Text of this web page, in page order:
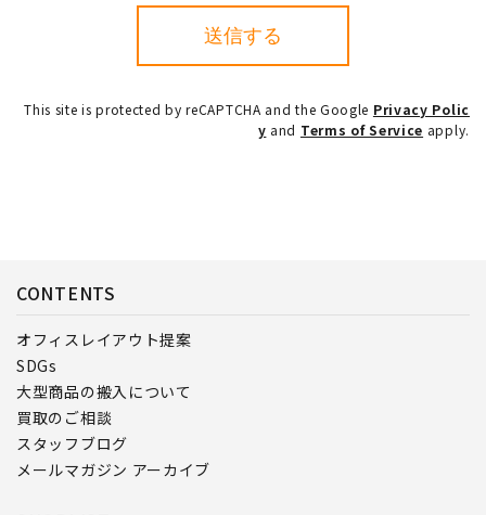
This site is protected by reCAPTCHA and the Google Privacy Polic
y and Terms of Service apply.
CONTENTS
オフィスレイアウト提案
SDGs
大型商品の搬入について
買取のご相談
スタッフブログ
メールマガジン アーカイブ